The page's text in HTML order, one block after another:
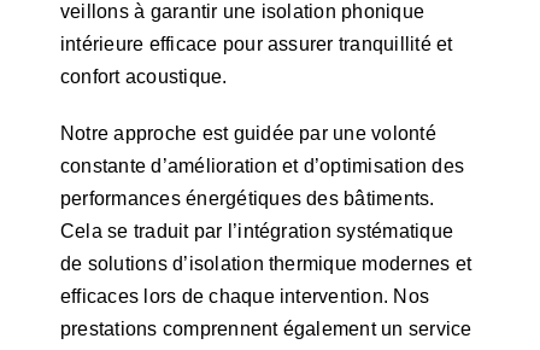
veillons à garantir une isolation phonique
intérieure efficace pour assurer tranquillité et
confort acoustique.
Notre approche est guidée par une volonté
constante d’amélioration et d’optimisation des
performances énergétiques des bâtiments.
Cela se traduit par l’intégration systématique
de solutions d’isolation thermique modernes et
efficaces lors de chaque intervention. Nos
prestations comprennent également un service